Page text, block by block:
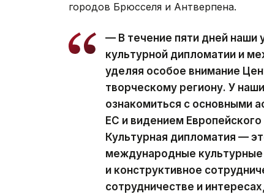
городов Брюсселя и Антверпена.
— В течение пяти дней наши
культурной дипломатии и
уделяя особое внимание
творческому региону. У
ознакомиться с основными
ЕС и видением
Культурная дипломатия —
международные
и конструктивное
сотрудничестве и